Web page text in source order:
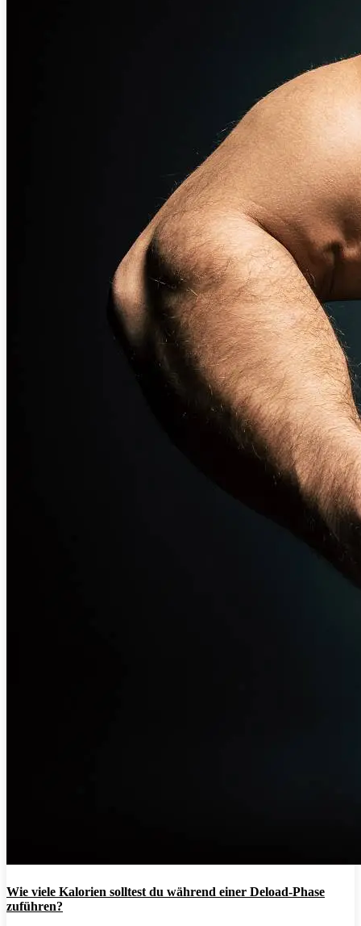
Wie viele Kalorien solltest du während einer Deload-Phase
zuführen?